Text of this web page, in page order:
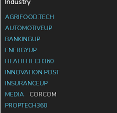
AGRIFOOD.TECH
AUTOMOTIVEUP
BANKINGUP
ENERGYUP
HEALTHTECH360
INNOVATION POST
INSURANCEUP
MEDIA
CORCOM
PROPTECH360